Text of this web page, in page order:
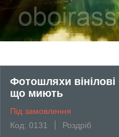
Фотошляхи вінілові
що миють
Під замовлення
Код: 0131
Роздріб